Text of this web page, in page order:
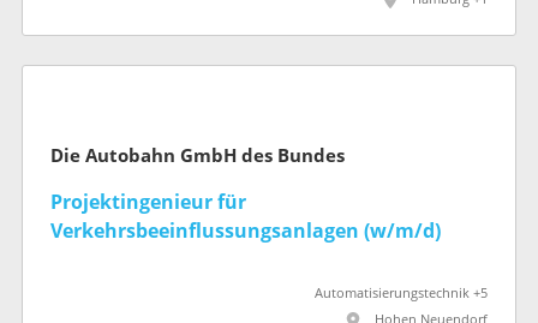
Die Autobahn GmbH des Bundes
Projektingenieur für
Verkehrsbeeinflussungsanlagen (w/m/d)
Automatisierungstechnik +5
Hohen Neuendorf